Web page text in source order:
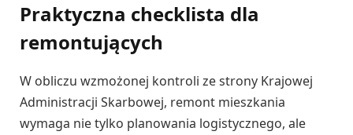
Praktyczna checklista dla
remontujących
W obliczu wzmożonej kontroli ze strony Krajowej
Administracji Skarbowej, remont mieszkania
wymaga nie tylko planowania logistycznego, ale